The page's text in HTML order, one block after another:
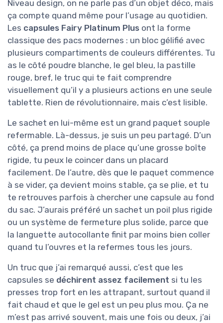
Niveau design, on ne parle pas d’un objet déco, mais
ça compte quand même pour l’usage au quotidien.
Les capsules Fairy Platinum Plus ont la forme
classique des pacs modernes : un bloc gélifié avec
plusieurs compartiments de couleurs différentes. Tu
as le côté poudre blanche, le gel bleu, la pastille
rouge, bref, le truc qui te fait comprendre
visuellement qu’il y a plusieurs actions en une seule
tablette. Rien de révolutionnaire, mais c’est lisible.
Le sachet en lui-même est un grand paquet souple
refermable. Là-dessus, je suis un peu partagé. D’un
côté, ça prend moins de place qu’une grosse boîte
rigide, tu peux le coincer dans un placard
facilement. De l’autre, dès que le paquet commence
à se vider, ça devient moins stable, ça se plie, et tu
te retrouves parfois à chercher une capsule au fond
du sac. J’aurais préféré un sachet un poil plus rigide
ou un système de fermeture plus solide, parce que
la languette autocollante finit par moins bien coller
quand tu l’ouvres et la refermes tous les jours.
Un truc que j’ai remarqué aussi, c’est que les
capsules se déchirent assez facilement si tu les
presses trop fort en les attrapant, surtout quand il
fait chaud et que le gel est un peu plus mou. Ça ne
m’est pas arrivé souvent, mais une fois ou deux, j’ai